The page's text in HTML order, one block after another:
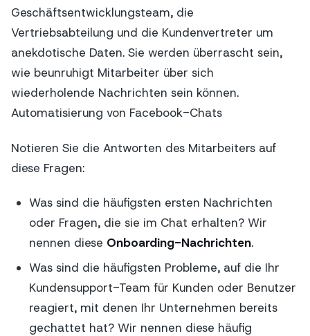
Geschäftsentwicklungsteam, die
Vertriebsabteilung und die Kundenvertreter um
anekdotische Daten. Sie werden überrascht sein,
wie beunruhigt Mitarbeiter über sich
wiederholende Nachrichten sein können.
Automatisierung von Facebook-Chats
Notieren Sie die Antworten des Mitarbeiters auf
diese Fragen:
Was sind die häufigsten ersten Nachrichten
oder Fragen, die sie im Chat erhalten? Wir
nennen diese Onboarding-Nachrichten.
Was sind die häufigsten Probleme, auf die Ihr
Kundensupport-Team für Kunden oder Benutzer
reagiert, mit denen Ihr Unternehmen bereits
gechattet hat? Wir nennen diese häufig